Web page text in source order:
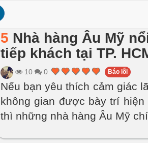
5 Nhà hàng Âu Mỹ
tiếp khách tại TP.
10 0 Báo lỗi
Nếu bạn yêu thích cảm giác
không gian được bày trí
thì những nhà hàng Âu Mỹ